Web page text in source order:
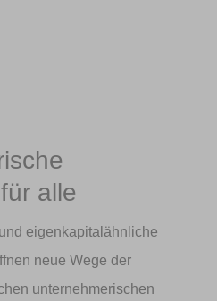
alle
eigenkapitalähnliche
neue Wege der
unternehmerischen